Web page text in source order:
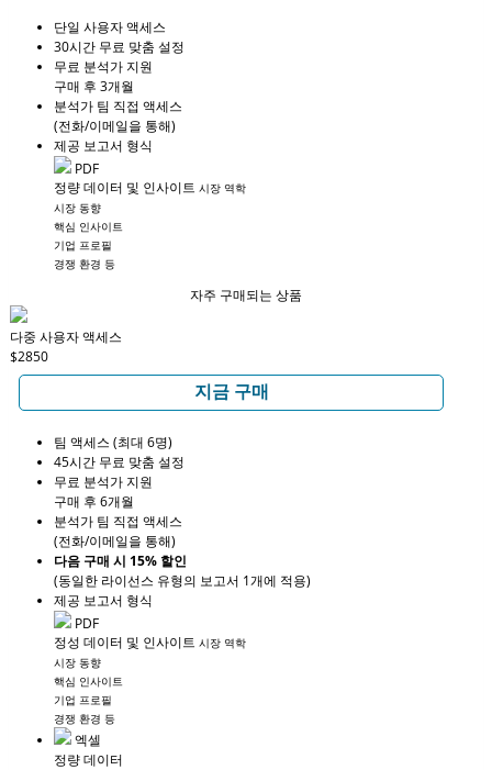
단일 사용자 액세스
30시간 무료 맞춤 설정
무료 분석가 지원
구매 후 3개월
분석가 팀 직접 액세스
(전화/이메일을 통해)
제공 보고서 형식
PDF
정량 데이터 및 인사이트 시장 역학
시장 동향
핵심 인사이트
기업 프로필
경쟁 환경 등
자주 구매되는 상품
다중 사용자 액세스
$2850
지금 구매
팀 액세스 (최대 6명)
45시간 무료 맞춤 설정
무료 분석가 지원
구매 후 6개월
분석가 팀 직접 액세스
(전화/이메일을 통해)
다음 구매 시 15% 할인
(동일한 라이선스 유형의 보고서 1개에 적용)
제공 보고서 형식
PDF
정성 데이터 및 인사이트 시장 역학
시장 동향
핵심 인사이트
기업 프로필
경쟁 환경 등
엑셀
정량 데이터